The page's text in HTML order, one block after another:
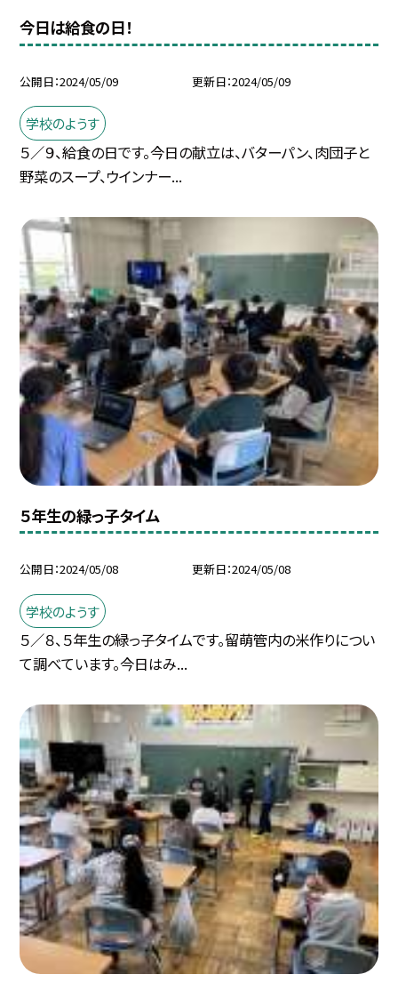
今日は給食の日！
公開日 2024/05/09 更新日 2024/05/09
学校のようす
５／９、給食の日です。今日の献立は、バターパン、肉団子と
野菜のスープ、ウインナー...
５年生の緑っ子タイム
公開日 2024/05/08 更新日 2024/05/08
学校のようす
５／８、５年生の緑っ子タイムです。留萌管内の米作りについ
て調べています。今日はみ...